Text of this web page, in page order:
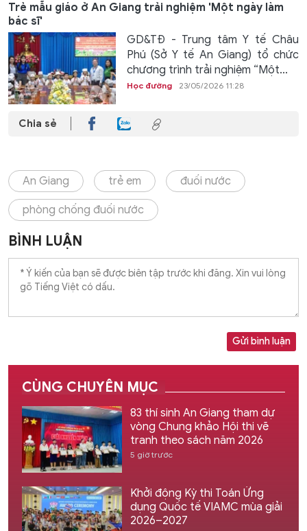
Trẻ mẫu giáo ở An Giang trải nghiệm 'Một ngày làm
bác sĩ'
GD&TĐ - Trung tâm Y tế Châu
Phú (Sở Y tế An Giang) tổ chức
chương trình trải nghiệm “Một...
Học đường 23/05/2026 11:28
Chia sẻ
An Giang trẻ em đuối nước
phòng chống đuối nước
BÌNH LUẬN
Gửi bình luận
CÙNG CHUYÊN MỤC
83 thí sinh An Giang tham dự
vòng Chung khảo Hội thi vẽ
tranh theo sách năm 2026
5 giờ trước
Khởi động Kỳ thi Toán Ứng
dụng Quốc tế VIAMC mùa giải
2026–2027